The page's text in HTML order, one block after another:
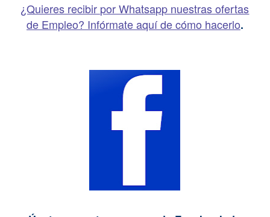
¿Quieres recibir por Whatsapp nuestras ofertas
de Empleo? Infórmate aquí de cómo hacerlo.